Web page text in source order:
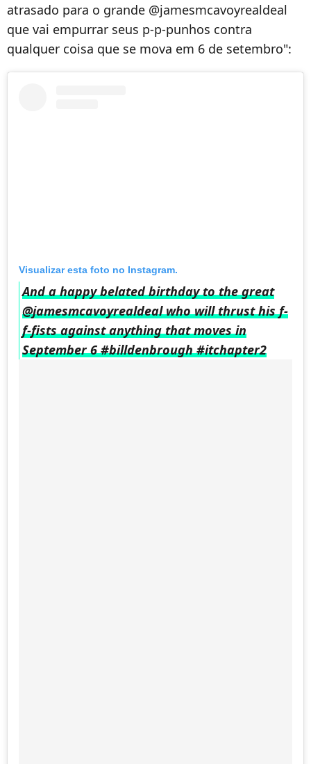
atrasado para o grande @jamesmcavoyrealdeal
que vai empurrar seus p-p-punhos contra
qualquer coisa que se mova em 6 de setembro":
Visualizar esta foto no Instagram.
And a happy belated birthday to the great
@jamesmcavoyrealdeal who will thrust his f-
f-fists against anything that moves in
September 6 #billdenbrough #itchapter2